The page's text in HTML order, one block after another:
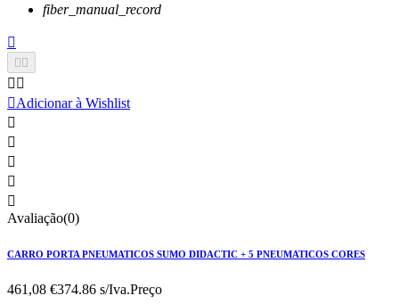
fiber_manual_record


 
Adicionar à Wishlist





Avaliação(0)
CARRO PORTA PNEUMATICOS SUMO DIDACTIC + 5 PNEUMATICOS CORES
461,08 €374.86 s/Iva.Preço